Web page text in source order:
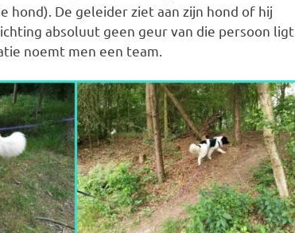
hond). De geleider ziet aan zijn hond of hij
absoluut geen geur van die persoon ligt
noemt men een team.